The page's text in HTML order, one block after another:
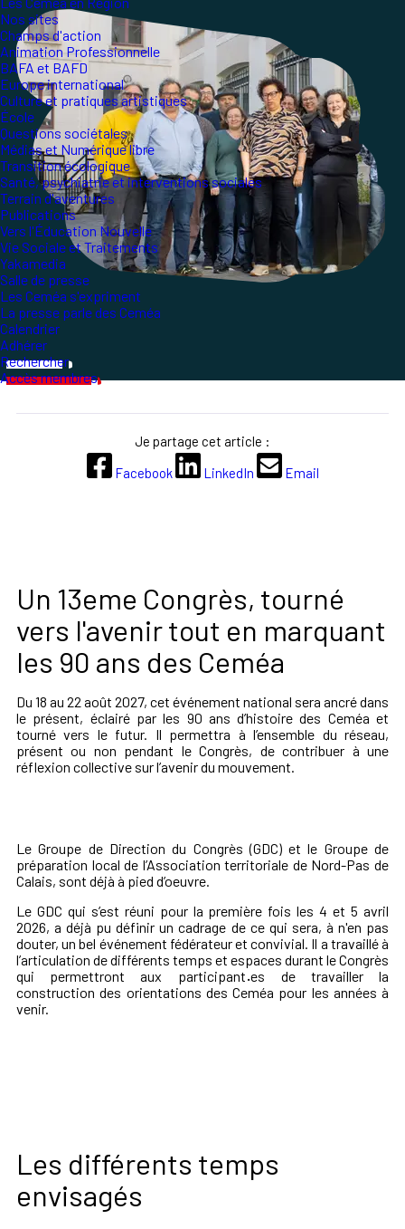
Nos sites
Champs d'action
Animation Professionnelle
BAFA et BAFD
Europe international
Culture et pratiques artistiques
École
Questions sociétales
Médias et Numérique libre
Transition écologique
Santé, psychiatrie et interventions sociales
Terrain d'aventures
Publications
Vers l'Éducation Nouvelle
Vie Sociale et Traitements
Yakamedia
Salle de presse
Les Ceméa s'expriment
La presse parle des Ceméa
Calendrier
Adhérer
Rechercher
Accès membres
Un 13eme Congrès, tourné
vers l'avenir tout en marquant
les 90 ans des Ceméa
Du 18 au 22 août 2027, cet événement national sera ancré dans
le présent, éclairé par les 90 ans d’histoire des Ceméa et
tourné vers le futur. Il permettra à l’ensemble du réseau,
présent ou non pendant le Congrès, de contribuer à une
réflexion collective sur l’avenir du mouvement.
Le Groupe de Direction du Congrès (GDC) et le Groupe de
préparation local de l’Association territoriale de Nord-Pas de
Calais, sont déjà à pied d’oeuvre.
Le GDC qui s’est réuni pour la première fois les 4 et 5 avril
2026, a déjà pu définir un cadrage de ce qui sera, à n'en pas
douter, un bel événement fédérateur et convivial. Il a travaillé à
l’articulation de différents temps et espaces durant le Congrès
qui permettront aux participant·es de travailler la
construction des orientations des Ceméa pour les années à
venir.
Les différents temps
envisagés
Je partage cet article :
Facebook
LinkedIn Email